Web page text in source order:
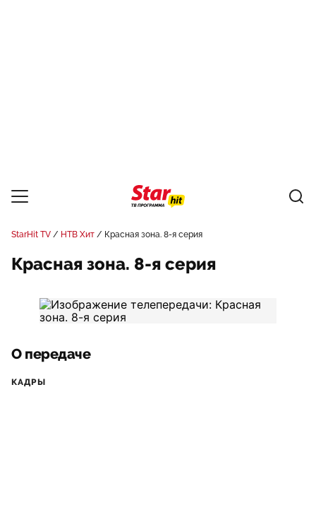
StarHit TV НТВ Хит Красная зона. 8-я серия
Красная зона. 8-я серия
О передаче
КАДРЫ